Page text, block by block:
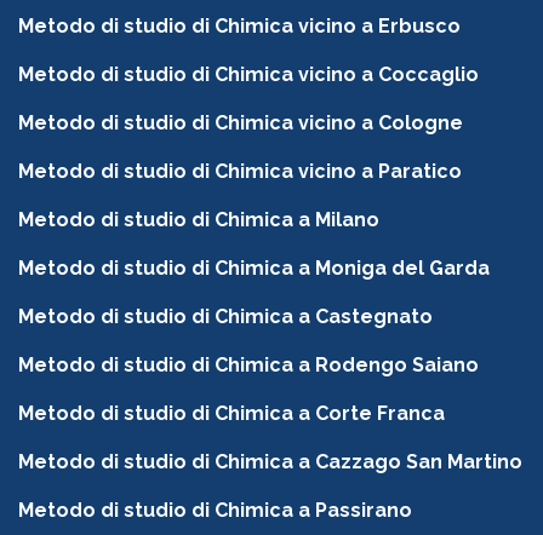
Metodo di studio di Chimica vicino a Erbusco
Metodo di studio di Chimica vicino a Coccaglio
Metodo di studio di Chimica vicino a Cologne
Metodo di studio di Chimica vicino a Paratico
Metodo di studio di Chimica a Milano
Metodo di studio di Chimica a Moniga del Garda
Metodo di studio di Chimica a Castegnato
Metodo di studio di Chimica a Rodengo Saiano
Metodo di studio di Chimica a Corte Franca
Metodo di studio di Chimica a Cazzago San Martino
Metodo di studio di Chimica a Passirano